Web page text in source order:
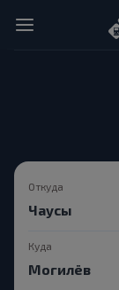
Откуда
Куда